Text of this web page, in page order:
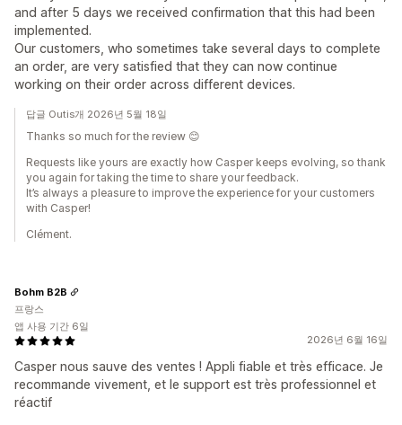
and after 5 days we received confirmation that this had been
implemented.
Our customers, who sometimes take several days to complete
an order, are very satisfied that they can now continue
working on their order across different devices.
답글 Outis개 2026년 5월 18일
Thanks so much for the review 😊
Requests like yours are exactly how Casper keeps evolving, so thank
you again for taking the time to share your feedback.
It’s always a pleasure to improve the experience for your customers
with Casper!
Clément.
2026년 6월 16일
Casper nous sauve des ventes ! Appli fiable et très efficace. Je
recommande vivement, et le support est très professionnel et
réactif
Bohm B2B
프랑스
앱 사용 기간 6일